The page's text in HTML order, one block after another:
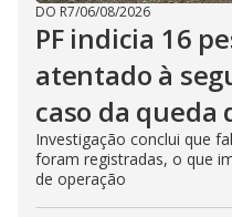
DO R7/06/08/2026
PF indicia 16
atentado à
caso da queda
Investigação conclui que
foram registradas, o que
de operação